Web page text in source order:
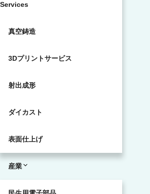
Services
真空鋳造
3Dプリントサービス
射出成形
ダイカスト
表面仕上げ
産業